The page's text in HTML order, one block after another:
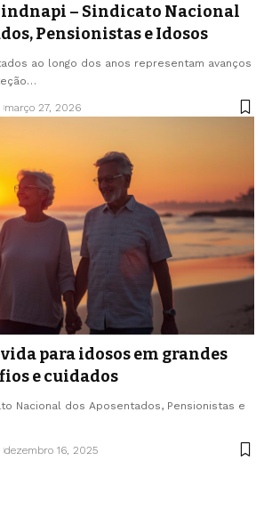
– Sindicato Nacional
Pensionistas e Idosos
ao longo dos anos representam avanços
março 27, 2026
para idosos em grandes
e cuidados
Nacional dos Aposentados, Pensionistas e
dezembro 16, 2025